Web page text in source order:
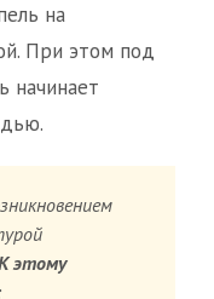
на
При этом под
начинает
этому